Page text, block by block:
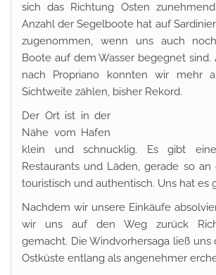
sich das Richtung Osten
Anzahl der Segelboote hat auf
zugenommen, wenn uns auch
Boote auf dem Wasser begegnet sind.
nach Propriano konnten wir mehr
Sichtweite zählen, bisher Rekord.
Der Ort ist in der
Nähe vom Hafen
klein und schnucklig. Es gibt
Restaurants und Läden, gerade so an
touristisch und authentisch. Uns hat es
Nachdem wir unsere Einkäufe
wir uns auf den Weg zurück
gemacht. Die Windvorhersaga ließ uns
Ostküste entlang als angenehmer